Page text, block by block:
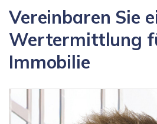
Vereinbaren Sie
Wertermittlung
Immobilie